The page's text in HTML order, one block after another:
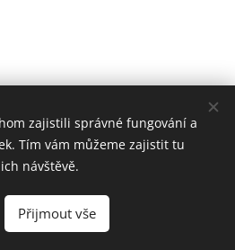
Lideč, okres Vsetín.
Náhlý©
zajistili správné fungování a
Tím vám můžeme zajistit tu
návštěvě.
Přijmout vše